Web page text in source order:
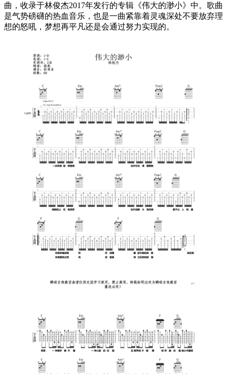
曲，收录于林俊杰2017年发行的专辑《伟大的渺小》中。歌曲
是气势磅礴的热血音乐，也是一曲紧靠着灵魂深处不要放弃理
想的怒吼，梦想再平凡还是会通过努力实现的。